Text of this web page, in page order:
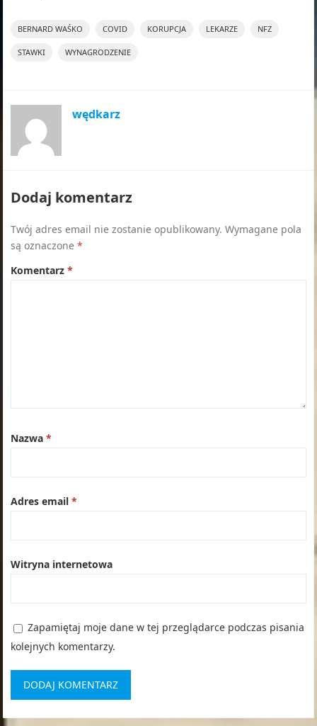
BERNARD WAŚKO COVID KORUPCJA LEKARZE NFZ
STAWKI WYNAGRODZENIE
wędkarz
Dodaj komentarz
Twój adres email nie zostanie opublikowany. Wymagane pola
są oznaczone*
Komentarz*
Nazwa*
Adres email*
Witryna internetowa
Zapamiętaj moje dane w tej przeglądarce podczas pisania
kolejnych komentarzy.